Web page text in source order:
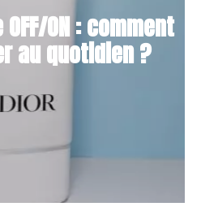
ON : comment
au quotidien ?